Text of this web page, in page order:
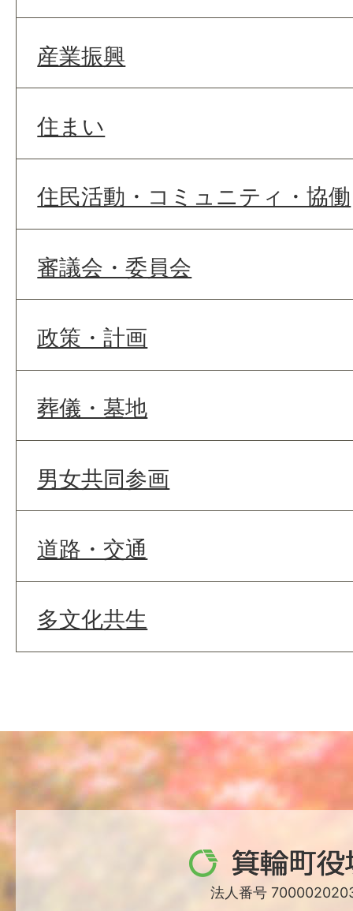
産業振興
住まい
住民活動・コミュニティ・協働
審議会・委員会
政策・計画
葬儀・墓地
男女共同参画
道路・交通
多文化共生
箕
輪法人番号